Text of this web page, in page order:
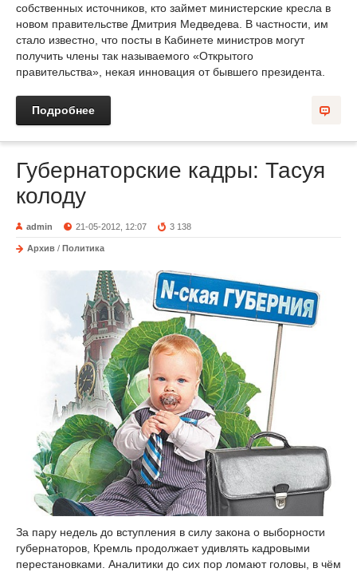
собственных источников, кто займет министерские кресла в
новом правительстве Дмитрия Медведева. В частности, им
стало известно, что посты в Кабинете министров могут
получить члены так называемого «Открытого
правительства», некая инновация от бывшего президента.
Подробнее
Губернаторские кадры: Тасуя
колоду
admin 21-05-2012, 12:07 3 138
Архив / Политика
За пару недель до вступления в силу закона о выборности
губернаторов, Кремль продолжает удивлять кадровыми
перестановками. Аналитики до сих пор ломают головы, в чём